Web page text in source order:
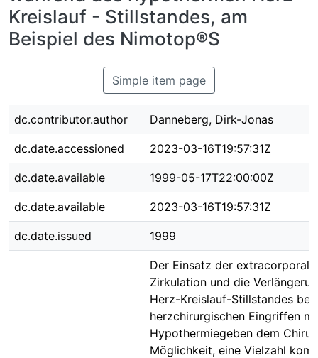
Kreislauf - Stillstandes, am
Beispiel des Nimotop®S
Simple item page
dc.contributor.author Danneberg, Dirk-Jonas
dc.date.accessioned 2023-03-16T19:57:31Z
dc.date.available 1999-05-17T22:00:00Z
dc.date.available 2023-03-16T19:57:31Z
dc.date.issued 1999
Der Einsatz der
Zirkulation und die
Herz-Kreislauf-Stillstandes bei
herzchirurgischen Eingriffen
Hypothermiegeben dem
Möglichkeit, eine Vielzahl